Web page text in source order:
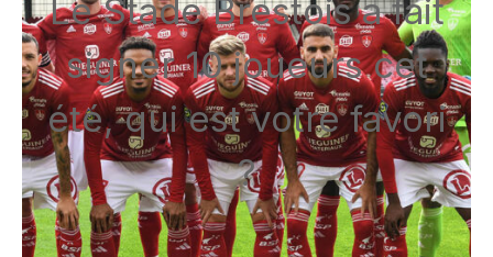
Le Stade Brestois a fait
signer 10 joueurs cet
été, qui est votre favori
?